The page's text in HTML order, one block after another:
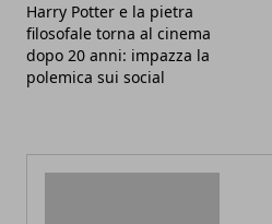
Harry Potter e la pietra
filosofale torna al cinema
dopo 20 anni: impazza la
polemica sui social